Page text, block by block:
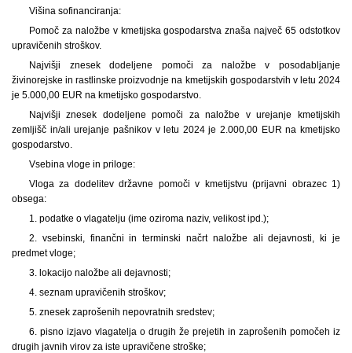
Višina sofinanciranja:
Pomoč za naložbe v kmetijska gospodarstva znaša največ 65 odstotkov
upravičenih stroškov.
Najvišji znesek dodeljene pomoči za naložbe v posodabljanje
živinorejske in rastlinske proizvodnje na kmetijskih gospodarstvih v letu 2024
je 5.000,00 EUR na kmetijsko gospodarstvo.
Najvišji znesek dodeljene pomoči za naložbe v urejanje kmetijskih
zemljišč in/ali urejanje pašnikov v letu 2024 je 2.000,00 EUR na kmetijsko
gospodarstvo.
Vsebina vloge in priloge:
Vloga za dodelitev državne pomoči v kmetijstvu (prijavni obrazec 1)
obsega:
1. podatke o vlagatelju (ime oziroma naziv, velikost ipd.);
2. vsebinski, finančni in terminski načrt naložbe ali dejavnosti, ki je
predmet vloge;
3. lokacijo naložbe ali dejavnosti;
4. seznam upravičenih stroškov;
5. znesek zaprošenih nepovratnih sredstev;
6. pisno izjavo vlagatelja o drugih že prejetih in zaprošenih pomočeh iz
drugih javnih virov za iste upravičene stroške;